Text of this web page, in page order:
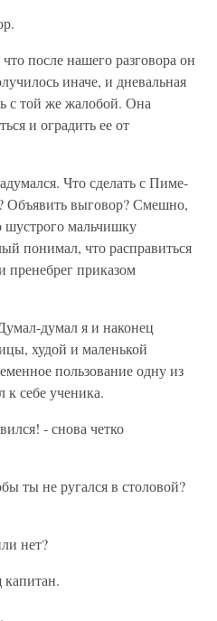
после нашего разговора он
иначе, и дневальная
с той же жалобой. Она
и оградить ее от
Что сделать с Пиме-
Объявить выговор? Смешно,
шустрого мальчишку
понимал, что расправиться
пренебрег приказом
думал я и наконец
худой и маленькой
пользование одну из
к себе ученика.
- снова четко
ты не ругался в столовой?
нет?